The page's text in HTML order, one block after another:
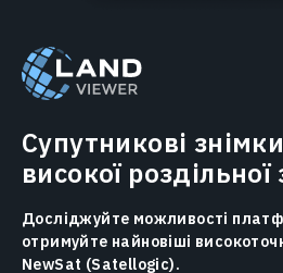
Супутникові
високої роздільної
Досліджуйте можливості
отримуйте найновіші
NewSat (Satellogic).